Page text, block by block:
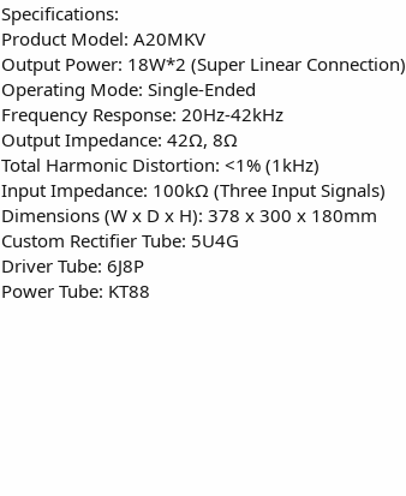
s
Specifications:
Product Model: A20MKV
Output Power: 18W*2 (Super Linear Connection)
Operating Mode: Single-Ended
Frequency Response: 20Hz-42kHz
Output Impedance: 42Ω, 8Ω
Total Harmonic Distortion: <1% (1kHz)
Input Impedance: 100kΩ (Three Input Signals)
Dimensions (W x D x H): 378 x 300 x 180mm
Custom Rectifier Tube: 5U4G
Driver Tube: 6J8P
Power Tube: KT88